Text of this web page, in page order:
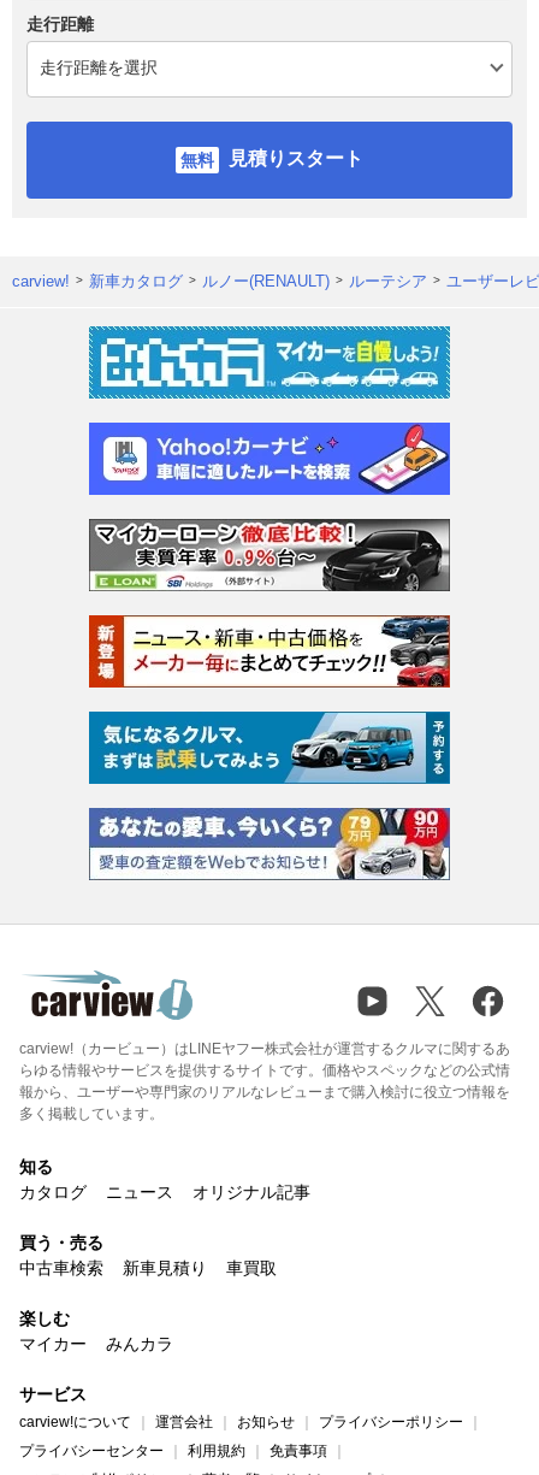
走行距離
見積りスタート
carview! 新車カタログ ルノー(RENAULT) ルーテシア ユーザーレ
carview!（カービュー）はLINEヤフー株式会社が運営するクルマに関するあ
らゆる情報やサービスを提供するサイトです。価格やスペックなどの公式情
報から、ユーザーや専門家のリアルなレビューまで購入検討に役立つ情報を
多く掲載しています。
知る
カタログ
ニュース オリジナル記事
買う・売る
中古車検索
新車見積り 車買取
楽しむ
マイカー
みんカラ
サービス
carview!について 運営会社 お知らせ
プライバシーポリシー
プライバシーセンター
利用規約
免責事項